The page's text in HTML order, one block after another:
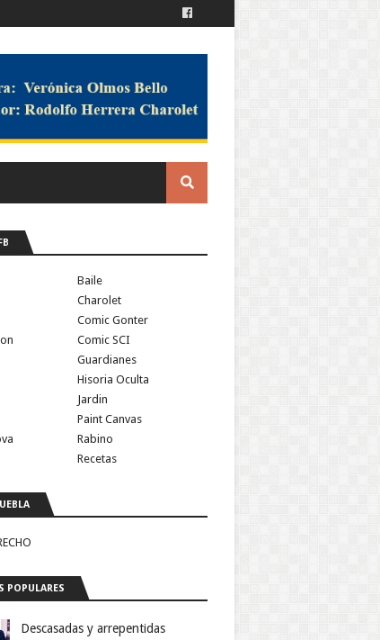
Baile
Charolet
Comic Gonter
Comic SCI
Guardianes
Hisoria Oculta
Jardin
Paint Canvas
Rabino
Recetas
Descasadas y arrepentidas